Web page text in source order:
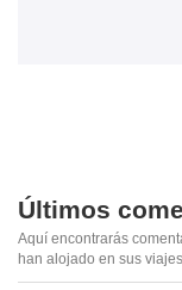
Últimos
Aquí encontrarás
han alojado en sus